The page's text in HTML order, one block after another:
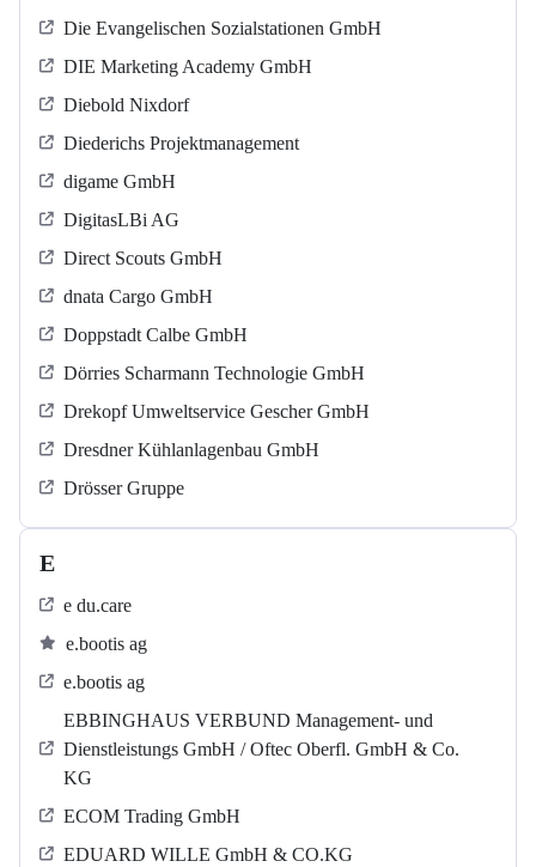
Die Evangelischen Sozialstationen GmbH
DIE Marketing Academy GmbH
Diebold Nixdorf
Diederichs Projektmanagement
digame GmbH
DigitasLBi AG
Direct Scouts GmbH
dnata Cargo GmbH
Doppstadt Calbe GmbH
Dörries Scharmann Technologie GmbH
Drekopf Umweltservice Gescher GmbH
Dresdner Kühlanlagenbau GmbH
Drösser Gruppe
E
e du.care
e.bootis ag
e.bootis ag
EBBINGHAUS VERBUND Management- und
Dienstleistungs GmbH / Oftec Oberfl. GmbH & Co.
KG
ECOM Trading GmbH
EDUARD WILLE GmbH & CO.KG